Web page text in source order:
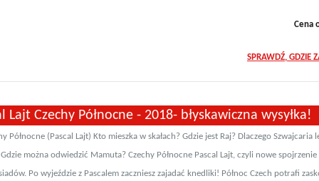
Cena
SPRAWDŹ, GDZIE
Lajt Czechy Północne - 2018- błyskawiczna wysyłka!
Północne (Pascal Lajt) Kto mieszka w skałach? Gdzie jest Raj? Dlaczego Szwajcaria
można odwiedzić Mamuta? Czechy Północne Pascal Lajt, czyli nowe
Po wyjeździe z Pascalem zaczniesz zajadać knedliki! Północ Czech potrafi